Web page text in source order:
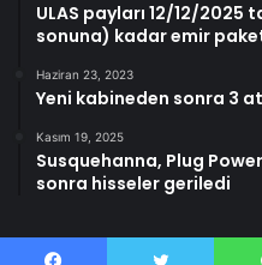
ULAS payları 12/12/
sonuna) kadar emir
Haziran 23, 2023
Yeni kabineden sonra 3
Kasım 19, 2025
Susquehanna, Plug
sonra hisseler geriledi